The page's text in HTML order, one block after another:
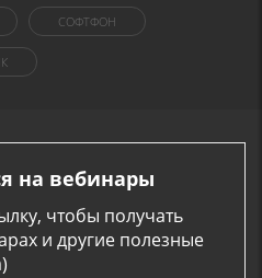
СОФТФОН
на вебинары
чтобы получать
и другие полезные